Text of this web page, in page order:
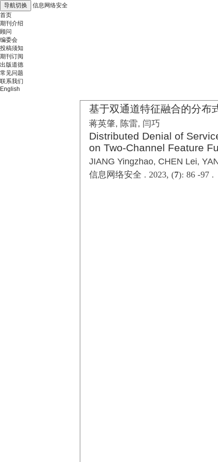
导航切换
信息网络安全
首页
期刊介绍
顾问
编委会
投稿须知
期刊订阅
出版道德
常见问题
联系我们
English
基于双通道特征融合的分布
蒋英肇, 陈雷, 闫巧
Distributed Denial of
on Two-Channel Feature
JIANG Yingzhao, CHEN Lei,
信息网络安全 . 2023, (7): 86 -97 .